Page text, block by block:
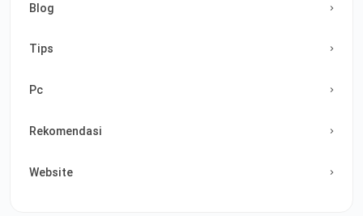
Blog
Tips
Pc
Rekomendasi
Website